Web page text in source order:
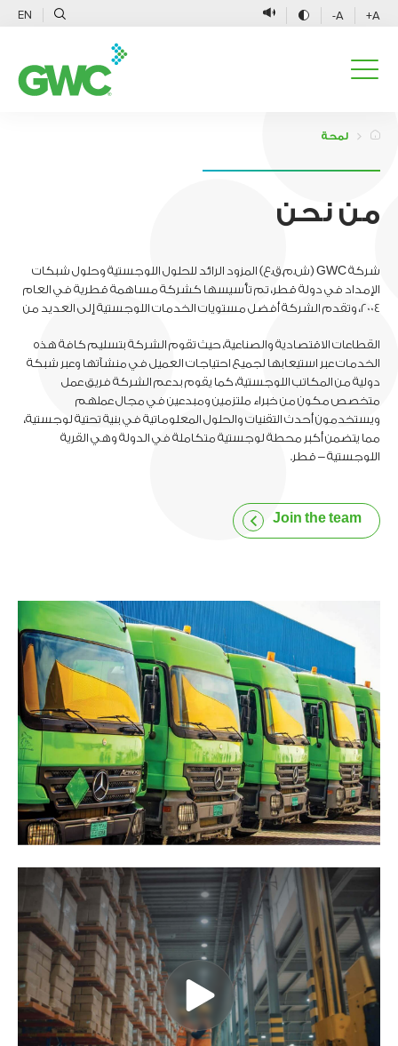
A+
A-
EN
لمحة
من نحن
شركة GWC (ش.م.ق.ع) المزود الرائد للحلول اللوجستية وحلول شبكات
الإمداد في دولة قطر، تم تأسيسها كشركة مساهمة قطرية في العام
2004، وتقدم الشركة أفضل مستويات الخدمات اللوجستية إلى العديد من
القطاعات الاقتصادية والصناعية، حيث تقوم الشركة بتسليم كافة هذه
الخدمات عبر استيعابها لجميع احتياجات العميل في منشآتها وعبر شبكة
دولية من المكاتب اللوجستية، كما يقوم بدعم الشركة فريق عمل
متخصص مكون من خبراء ملتزمين ومبدعين في مجال عملهم
ويستخدمون أحدث التقنيات والحلول المعلوماتية في بنية تحتية لوجستية،
مما يتضمن أكبر محطة لوجستية متكاملة في الدولة وهي القرية
اللوجستية – قطر.
Join the team